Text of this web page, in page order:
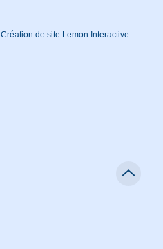
Création de site Lemon Interactive